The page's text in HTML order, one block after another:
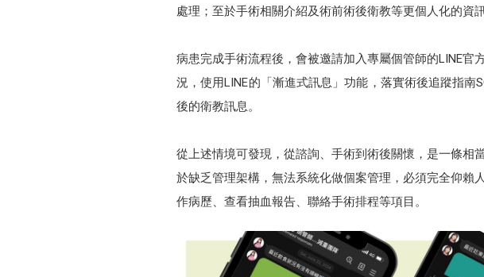
處理；至於手術相關介紹及術前術後衛教等更個人化的資
病患完成手術流程後，會被邀請加入專屬個管師的LINE
況，使用LINE的「漸進式訊息」功能，落實術後追蹤指
後的衛教訊息。
從上述情境可發現，從諮詢、手術到術後關懷，是一條相
於缺乏管理架構，無法系統化做個案管理，必須完全仰賴
作病歷、查看抽血報告、聯絡手術排程等項目。